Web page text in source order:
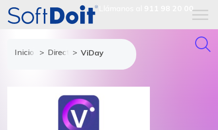
911 98 20 00
Inicio Directorio de proveedores
ViDay